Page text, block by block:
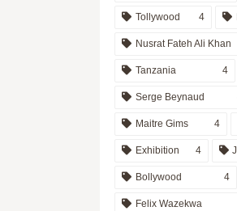
Tollywood 4
Nusrat Fateh Ali Khan
Tanzania 4
Serge Beynaud
Maitre Gims 4
Exhibition 4
Bollywood 4
Felix Wazekwa